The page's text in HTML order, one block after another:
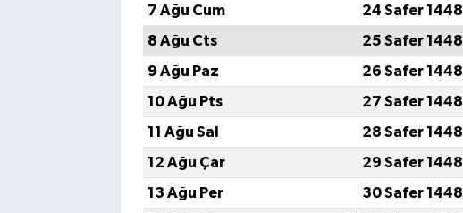
7 Ağu Cum
24 Safer 1448
8 Ağu Cts
25 Safer 1448
9 Ağu Paz
26 Safer 1448
10 Ağu Pts
27 Safer 1448
11 Ağu Sal
28 Safer 1448
12 Ağu Çar
29 Safer 1448
13 Ağu Per
30 Safer 1448